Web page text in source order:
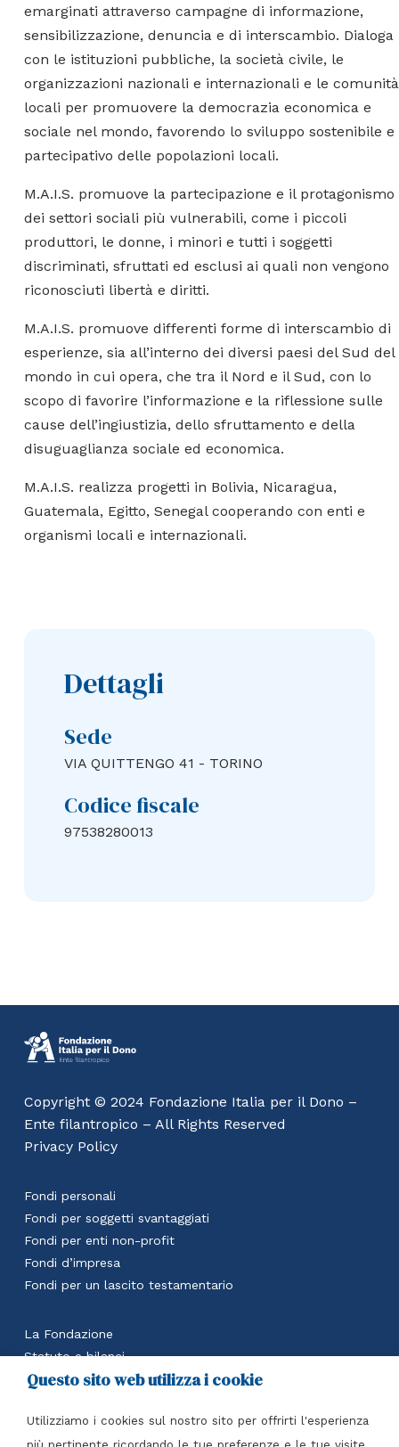
emarginati attraverso campagne di informazione,
sensibilizzazione, denuncia e di interscambio. Dialoga
con le istituzioni pubbliche, la società civile, le
organizzazioni nazionali e internazionali e le comunità
locali per promuovere la democrazia economica e
sociale nel mondo, favorendo lo sviluppo sostenibile e
partecipativo delle popolazioni locali.
M.A.I.S. promuove la partecipazione e il protagonismo
dei settori sociali più vulnerabili, come i piccoli
produttori, le donne, i minori e tutti i soggetti
discriminati, sfruttati ed esclusi ai quali non vengono
riconosciuti libertà e diritti.
M.A.I.S. promuove differenti forme di interscambio di
esperienze, sia all’interno dei diversi paesi del Sud del
mondo in cui opera, che tra il Nord e il Sud, con lo
scopo di favorire l’informazione e la riflessione sulle
cause dell’ingiustizia, dello sfruttamento e della
disuguaglianza sociale ed economica.
M.A.I.S. realizza progetti in Bolivia, Nicaragua,
Guatemala, Egitto, Senegal cooperando con enti e
organismi locali e internazionali.
Dettagli
Sede
VIA QUITTENGO 41 - TORINO
Codice fiscale
97538280013
Copyright © 2024 Fondazione Italia per il Dono –
Ente filantropico – All Rights Reserved
Privacy Policy
Fondi personali
Fondi per soggetti svantaggiati
Fondi per enti non-profit
Fondi d’impresa
Fondi per un lascito testamentario
La Fondazione
Statuto e bilanci
Calcola il beneficio fiscale
Contatti
Questo sito web utilizza i cookie
Utilizziamo i cookies sul nostro sito per offrirti l'esperienza